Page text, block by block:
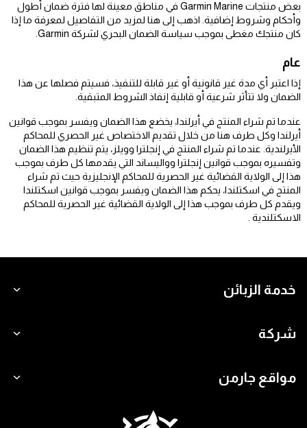
بعض منتجات Garmin Marine في مناطق معينة لها فترة ضمان أطول
وأحكام وشروط إضافية. اذهب إلى هنا لمزيد من التفاصيل لمعرفة ما إذا
كان منتجك مغطى بموجب سياسة الضمان البحري لشركة Garmin.
عام
إذا اعتبر أي مدة غير قانونية أو غير قابلة للتنفيذ، فسيتم فصلها عن هذا
الضمان ولا تتأثر شرعية أو قابلية إنفاذ الشروط المتبقية.
عندما تم شراء المنتج في أيرلندا، يخضع هذا الضمان ويفسر بموجب قوانين
أيرلندا وكل طرف هنا من خلال تقديم الاختصاص غير الحصري للمحاكم
الأيرلندية. عندما تم شراء المنتج في إنجلترا وويلز، يتم تنظيم هذا الضمان
وتفسيره بموجب قوانين إنجلترا وواليساند التي يقدمها كل طرف بموجب
هذا إلى الولاية القضائية غير الحصرية للمحاكم الإنجليزية حيث تم شراء
المنتج في اسكتلندا، يحكم هذا الضمان ويفسر بموجب قوانين اسكتلندا
ويقدم كل طرف بموجب هذا إلى الولاية القضائية غير الحصرية للمحاكم
الاسكتلندية .
خدمة الزبائن
شركة
مواقع جارمن